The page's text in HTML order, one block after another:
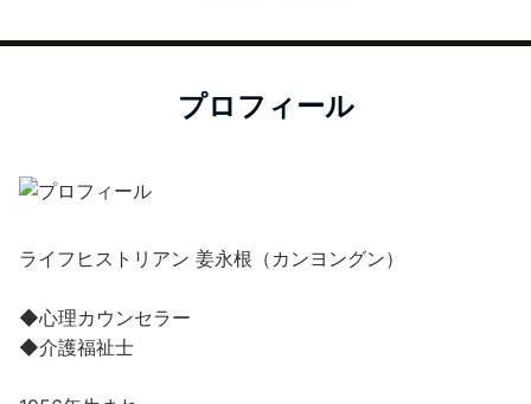
プロフィール
ライフヒストリアン 姜永根（カンヨングン）
◆心理カウンセラー
◆介護福祉士